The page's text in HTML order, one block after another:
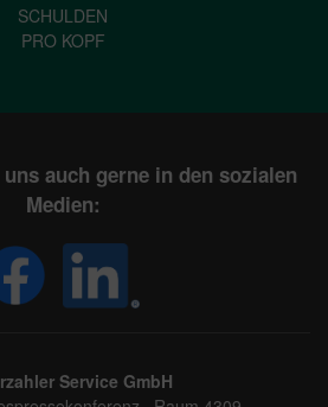
SCHULDEN
PRO KOPF
auch gerne in den sozialen
Medien:
Service GmbH